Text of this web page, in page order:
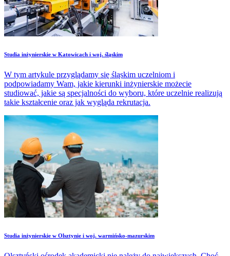
Studia inżynierskie w Katowicach i woj. śląskim
W tym artykule przyglądamy się śląskim uczelniom i
podpowiadamy Wam, jakie kierunki inżynierskie możecie
studiować, jakie są specjalności do wyboru, które uczelnie realizują
takie kształcenie oraz jak wygląda rekrutacja.
Studia inżynierskie w Olsztynie i woj. warmińsko-mazurskim